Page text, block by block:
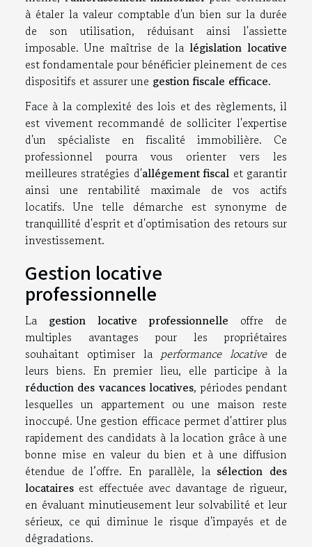
à étaler la valeur comptable d'un bien sur la durée
de son utilisation, réduisant ainsi l'assiette
imposable. Une maîtrise de la législation locative
est fondamentale pour bénéficier pleinement de ces
dispositifs et assurer une gestion fiscale efficace.
Face à la complexité des lois et des règlements, il
est vivement recommandé de solliciter l'expertise
d'un spécialiste en fiscalité immobilière. Ce
professionnel pourra vous orienter vers les
meilleures stratégies d'allégement fiscal et garantir
ainsi une rentabilité maximale de vos actifs
locatifs. Une telle démarche est synonyme de
tranquillité d'esprit et d'optimisation des retours sur
investissement.
Gestion locative
professionnelle
La gestion locative professionnelle offre de
multiples avantages pour les propriétaires
souhaitant optimiser la performance locativede
leurs biens. En premier lieu, elle participe à la
réduction des vacances locatives, périodes pendant
lesquelles un appartement ou une maison reste
inoccupé. Une gestion efficace permet d'attirer plus
rapidement des candidats à la location grâce à une
bonne mise en valeur du bien et à une diffusion
étendue de l’offre. En parallèle, lasélection des
locataires est effectuée avec davantage de rigueur,
en évaluant minutieusement leur solvabilité et leur
sérieux, ce qui diminue le risque d'impayés et de
dégradations.